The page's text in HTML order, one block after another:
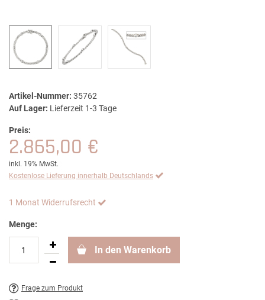
Artikel-Nummer: 35762
Auf Lager: Lieferzeit 1-3 Tage
Preis:
2.865,00 €
inkl. 19% MwSt.
Kostenlose Lieferung innerhalb Deutschlands
1 Monat Widerrufsrecht
Menge:
In den Warenkorb
Frage zum Produkt